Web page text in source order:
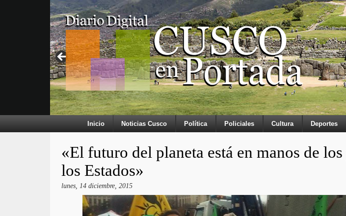
Inicio Noticias Cusco Política Policiales Cultura Deportes
«El futuro del planeta está en manos de
los Estados»
lunes, 14 diciembre, 2015